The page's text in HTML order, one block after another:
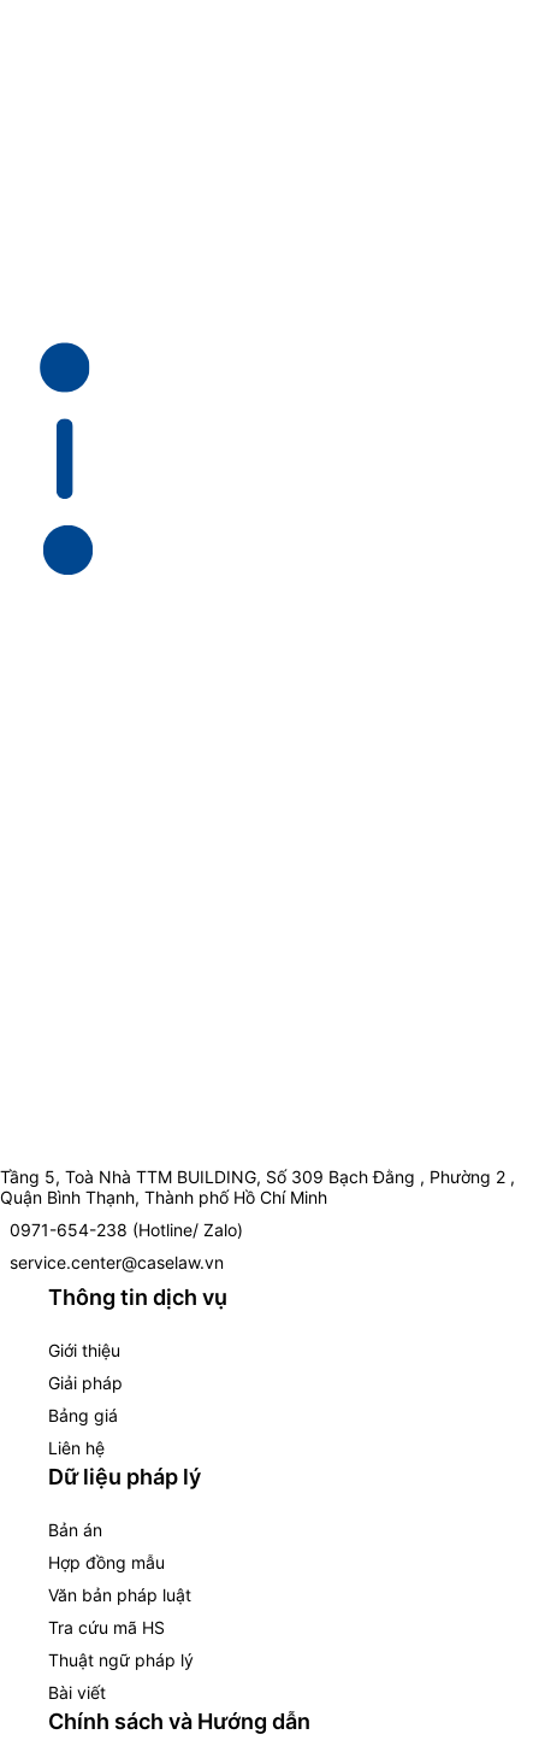
Tầng 5, Toà Nhà TTM BUILDING, Số 309 Bạch Đằng , Phường 2 ,
Quận Bình Thạnh, Thành phố Hồ Chí Minh
0971-654-238 (Hotline/ Zalo)
service.center@caselaw.vn
Thông tin dịch vụ
Giới thiệu
Giải pháp
Bảng giá
Liên hệ
Dữ liệu pháp lý
Bản án
Hợp đồng mẫu
Văn bản pháp luật
Tra cứu mã HS
Thuật ngữ pháp lý
Bài viết
Chính sách và Hướng dẫn